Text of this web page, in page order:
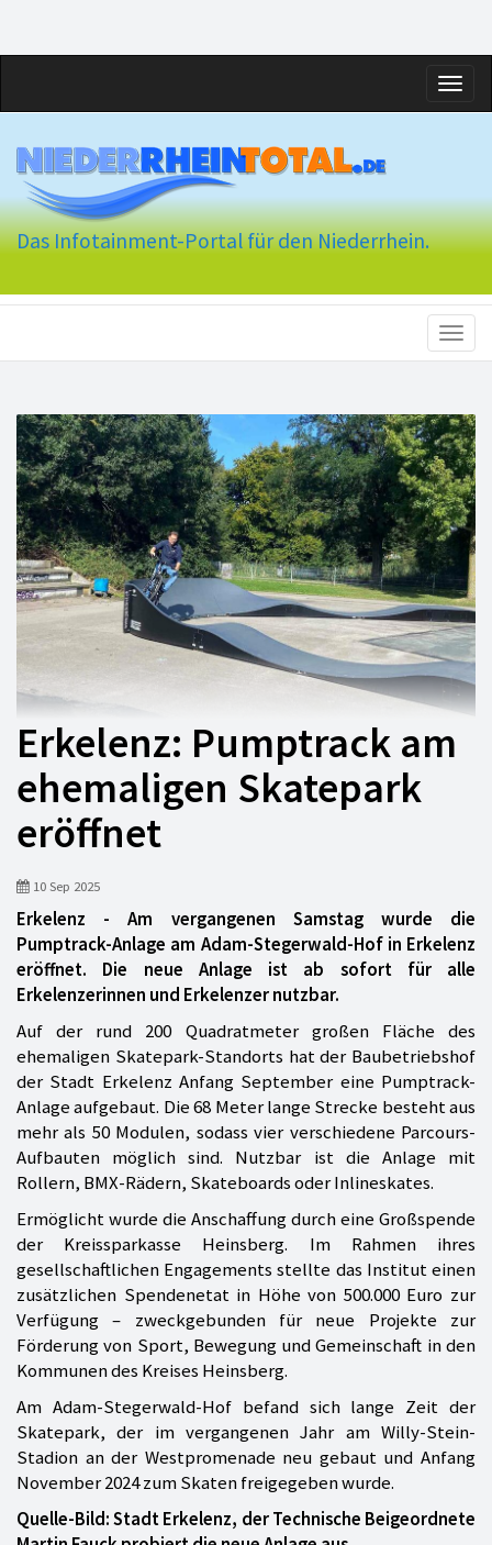
Das Infotainment-Portal für den Niederrhein.
Erkelenz: Pumptrack am
ehemaligen Skatepark
eröffnet
10 Sep 2025
Erkelenz - Am vergangenen Samstag wurde die
Pumptrack-Anlage am Adam-Stegerwald-Hof in Erkelenz
eröffnet. Die neue Anlage ist ab sofort für alle
Erkelenzerinnen und Erkelenzer nutzbar.
Auf der rund 200 Quadratmeter großen Fläche des
ehemaligen Skatepark-Standorts hat der Baubetriebshof
der Stadt Erkelenz Anfang September eine Pumptrack-
Anlage aufgebaut. Die 68 Meter lange Strecke besteht aus
mehr als 50 Modulen, sodass vier verschiedene Parcours-
Aufbauten möglich sind. Nutzbar ist die Anlage mit
Rollern, BMX-Rädern, Skateboards oder Inlineskates.
Ermöglicht wurde die Anschaffung durch eine Großspende
der Kreissparkasse Heinsberg. Im Rahmen ihres
gesellschaftlichen Engagements stellte das Institut einen
zusätzlichen Spendenetat in Höhe von 500.000 Euro zur
Verfügung – zweckgebunden für neue Projekte zur
Förderung von Sport, Bewegung und Gemeinschaft in den
Kommunen des Kreises Heinsberg.
Am Adam-Stegerwald-Hof befand sich lange Zeit der
Skatepark, der im vergangenen Jahr am Willy-Stein-
Stadion an der Westpromenade neu gebaut und Anfang
November 2024 zum Skaten freigegeben wurde.
Quelle-Bild: Stadt Erkelenz, der Technische Beigeordnete